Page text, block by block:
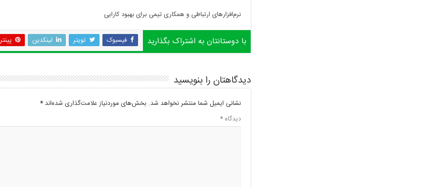
نرم‌افزارهای ارتباطی و همکاری تیمی برای بهبود کارایی
با دوستانتان به اشتراک بگذارید فیسبوک تویتر لینکدین
دیدگاهتان را بنویسید
نشانی ایمیل شما منتشر نخواهد شد. بخش‌های موردنیاز علامت‌گذاری شده‌اند*
دیدگاه*